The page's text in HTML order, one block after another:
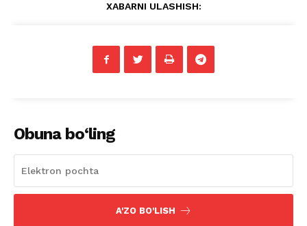
XABARNI ULASHISH:
Obuna bo‘ling
A'ZO BO'LISH